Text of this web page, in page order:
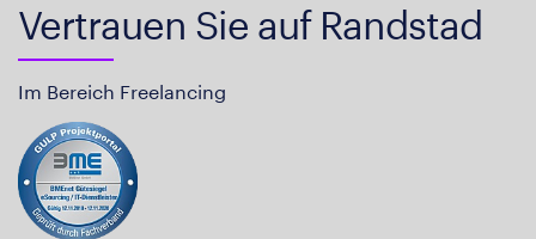
Vertrauen Sie auf Randstad
Im Bereich Freelancing